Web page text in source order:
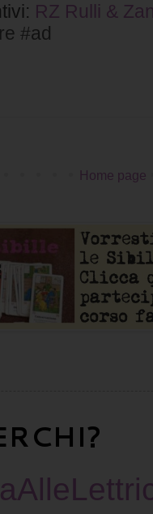
RZ Rulli &
#ad
Home page